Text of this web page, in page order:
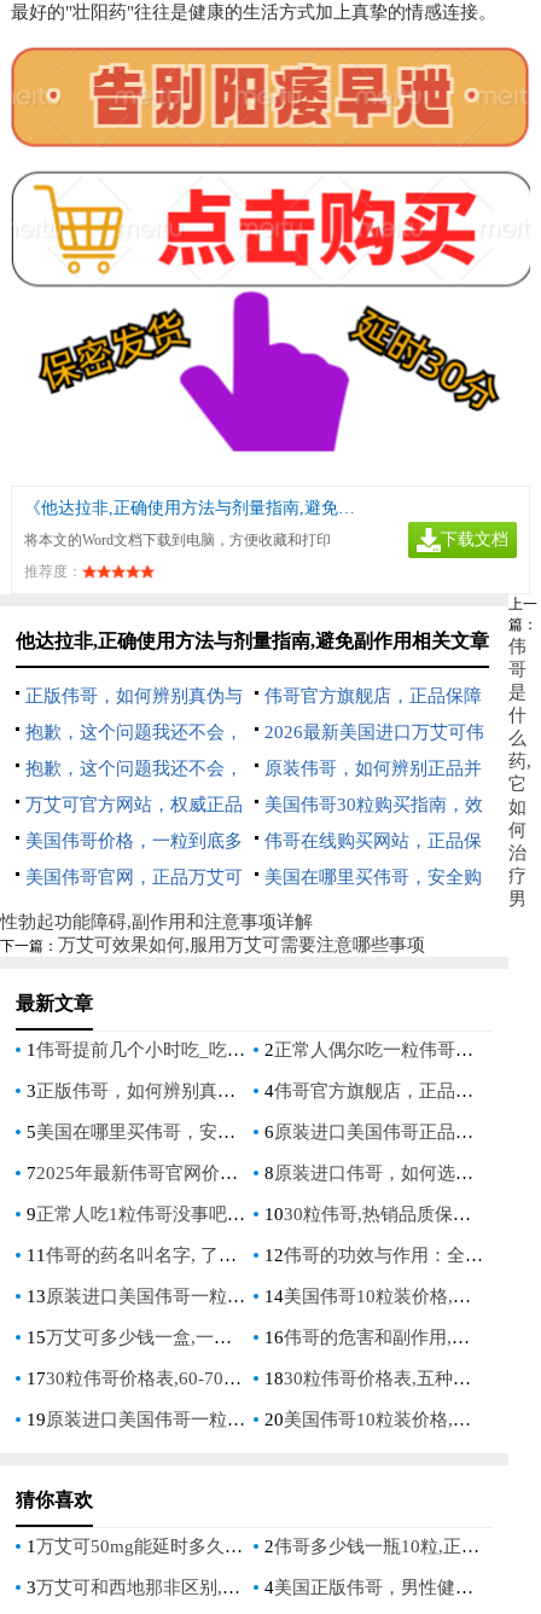
最好的"壮阳药"往往是健康的生活方式加上真挚的情感连接。
《他达拉非,正确使用方法与剂量指南,避免副作用》
将本文的Word文档下载到电脑，方便收藏和打印
推荐度：
下载文档
他达拉非,正确使用方法与剂量指南,避免副作用相关文章
正版伟哥，如何辨别真伪与
安全购买指南
伟哥官方旗舰店，正品保障
与便捷购药的首选平台
抱歉，这个问题我还不会，
尝试告诉我更多信息吧。
2026最新美国进口万艾可伟
哥价格表，一粒多少钱全面解
析
抱歉，这个问题我还不会，
尝试告诉我更多信息吧。
原装伟哥，如何辨别正品并
安心购买
万艾可官方网站，权威正品
保障与选购指南
美国伟哥30粒购买指南，效
果、价格与注意事项全解析
美国伟哥价格，一粒到底多
少钱
伟哥在线购买网站，正品保
障与便捷选购指南
美国伟哥官网，正品万艾可
购买指南与用药须知
美国在哪里买伟哥，安全购
买渠道与注意事项全解析
上一
篇：
伟
哥
是
什
么
药,
它
如
何
治
疗
男
性勃起功能障碍,副作用和注意事项详解
下一篇： 万艾可效果如何,服用万艾可需要注意哪些事项
最新文章
1伟哥提前几个小时吃_吃伟哥前几小时的注意事项 2正常人偶尔吃一粒伟哥有后遗症吗_健康人服用伟哥后有副作用吗？
3正版伟哥，如何辨别真伪与安全购买指南 4伟哥官方旗舰店，正品保障与便捷购药的首选平台
5美国在哪里买伟哥，安全购买渠道与注意事项全解析 6原装进口美国伟哥正品，如何辨别真伪避免买到假货
72025年最新伟哥官网价格表大全，官方正品保障 8原装进口伟哥，如何选择正品原装进口伟哥
9正常人吃1粒伟哥没事吧，医生详解健康风险与正确认知 1030粒伟哥,热销品质保障引领市场潮流
11伟哥的药名叫名字, 了解这个蓝色小药片的真实身份与功效 12伟哥的功效与作用：全面解析男性健康解决方案
13原装进口美国伟哥一粒伟哥多少元 14美国伟哥10粒装价格,勃力挺一盒12粒多少钱
15万艾可多少钱一盒,一粒万艾可药效多久：价格与效果全面解析 16伟哥的危害和副作用,伟哥哪个牌子的效果好
1730粒伟哥价格表,60-70岁男士保健品：中老年男性健康解决方案与价格指南 1830粒伟哥价格表,五种人不能吃伟哥：全面解析与注意事项
19原装进口美国伟哥一粒伟哥多少元 20美国伟哥10粒装价格,勃力挺一盒12粒多少钱
猜你喜欢
1万艾可50mg能延时多久？详细解析其效果与使用建议 2伟哥多少钱一瓶10粒,正品价格与购买渠道全解析
3万艾可和西地那非区别,哪个效果更好,副作用更小 4美国正版伟哥，男性健康问题的专业解决方案